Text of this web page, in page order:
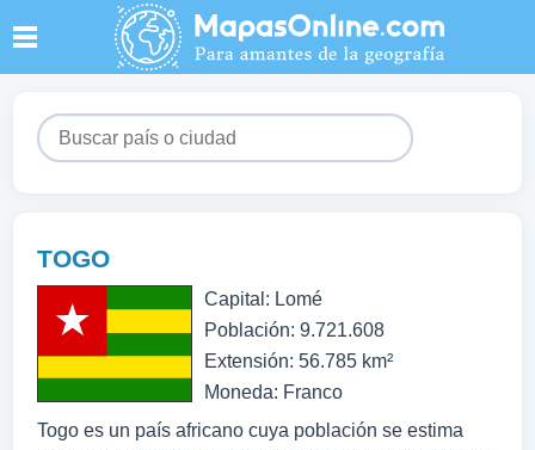
TOGO
Capital: Lomé
Población: 9.721.608
Extensión: 56.785 km²
Moneda: Franco
Togo es un país africano cuya población se estima